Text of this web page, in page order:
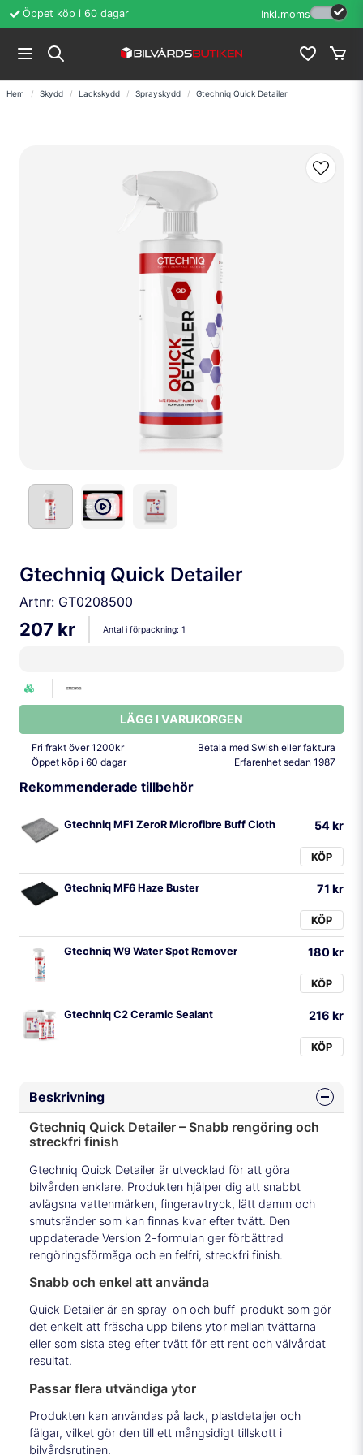
Öppet köp i 60 dagar Erfarenhet sedan
Inkl.moms
Hem Skydd Lackskydd Sprayskydd Gtechniq Quick Detailer
Gtechniq Quick Detailer
Artnr: GT0208500
207 kr Antal i förpackning: 1
LÄGG I VARUKORGEN
Fri frakt över 1200kr
Betala med Swish eller faktura
Öppet köp i 60 dagar
Erfarenhet sedan 1987
Rekommenderade tillbehör
Gtechniq MF1 ZeroR Microfibre Buff Cloth 54 kr
KÖP
Gtechniq MF6 Haze Buster 71 kr
KÖP
Gtechniq W9 Water Spot Remover 180 kr
KÖP
Gtechniq C2 Ceramic Sealant 216 kr
KÖP
Beskrivning
Gtechniq Quick Detailer – Snabb rengöring och
streckfri finish
Gtechniq Quick Detailer är utvecklad för att göra
bilvården enklare. Produkten hjälper dig att snabbt
avlägsna vattenmärken, fingeravtryck, lätt damm och
smutsränder som kan finnas kvar efter tvätt. Den
uppdaterade Version 2-formulan ger förbättrad
rengöringsförmåga och en felfri, streckfri finish.
Snabb och enkel att använda
Quick Detailer är en spray-on och buff-produkt som gör
det enkelt att fräscha upp bilens ytor mellan tvättarna
eller som sista steg efter tvätt för ett rent och välvårdat
resultat.
Passar flera utvändiga ytor
Produkten kan användas på lack, plastdetaljer och
fälgar, vilket gör den till ett mångsidigt tillskott i
bilvårdsrutinen.